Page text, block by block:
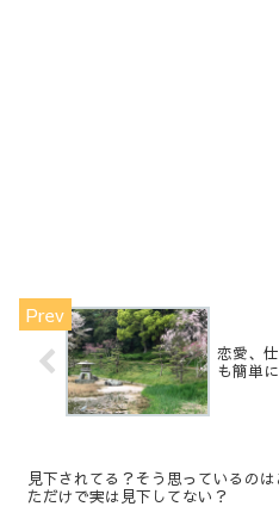
恋愛、
も簡単
見下されてる？そう思っているのは
ただけで実は見下してない？